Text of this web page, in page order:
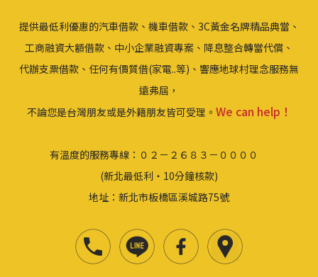
提供最低利優惠的汽車借款、機車借款、3C黃金名牌精品典當、
工商融資大額借款、中小企業融資專案、降息整合轉當代償、
代辦支票借款、任何有價質借(家電..等)、響應地球村理念服務無
遠弗屆，
不論您是台灣朋友或是外籍朋友皆可受理。 We can help！
有溫度的服務專線：０２－２６８３－００００
(新北最低利‧10分鐘核款)
地址：新北市板橋區溪城路75號